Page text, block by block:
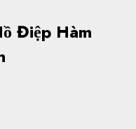
Điệp Hàm